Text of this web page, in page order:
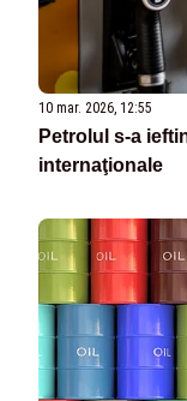
10 mar. 2026, 12:55
Petrolul s-a
internaţionale